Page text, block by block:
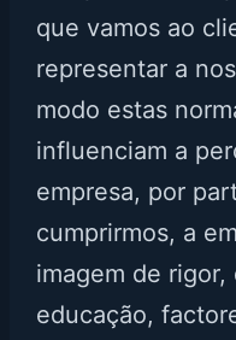
que vamos ao
representar a
modo estas
influenciam a
empresa, por
cumprirmos, a
imagem de rigor,
educação,